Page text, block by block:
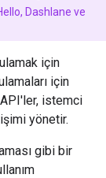
Dashlane ve
için
için
API'ler, istemci
yönetir.
gibi bir